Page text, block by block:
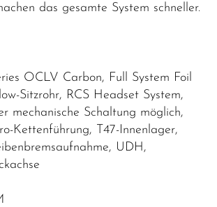
das gesamte System schneller.
OCLV Carbon, Full System Foil
Sitzrohr, RCS Headset System,
mechanische Schaltung möglich,
Kettenführung, T47-Innenlager,
UDH,